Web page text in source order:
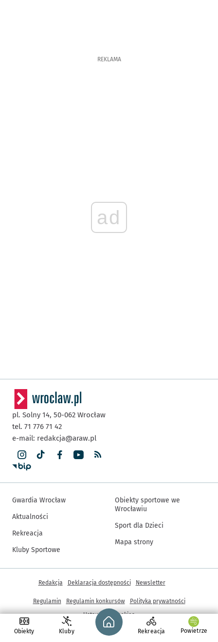
REKLAMA
ad
Obiekty Kluby
Strona główna - wroclaw.pl
Rekreacja Powietrze
pl. Solny 14, 50-062 Wrocław
tel. 71 776 71 42
e-mail: redakcja@araw.pl
Gwardia Wrocław
Aktualności
Rekreacja
Kluby Sportowe
Obiekty sportowe we
Wrocławiu
Sport dla Dzieci
Mapa strony
© Copyright 2005-2026, ARAW S.A., Gmina Wrocław
Inne informacje
Redakcja Deklaracja dostępności Newsletter
Regulamin Regulamin konkursów
Polityka prywatności
Ustawienia cookies